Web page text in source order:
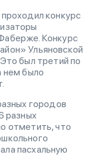
конкурс
Конкурс
Ульяновской
был третий по
нем было
городов
разных
отметить, что
пасхальную